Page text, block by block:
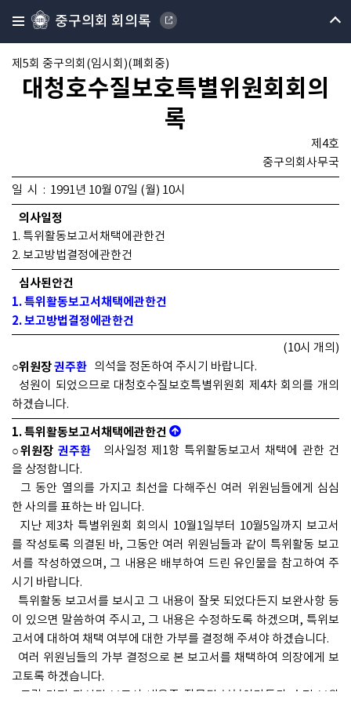
중구의회 회의록
제5회 중구의회(임시회)(폐회중)
대청호수질보호특별위원회회의
록
제4호
중구의회사무국
일 시 : 1991년 10월 07일 (월) 10시
의사일정
1. 특위활동보고서채택에관한건
2. 보고방법결정에관한건
심사된안건
1. 특위활동보고서채택에관한건
2. 보고방법결정에관한건
(10시 개의)
○위원장권주환 의석을 정돈하여 주시기 바랍니다.
성원이 되었으므로 대청호수질보호특별위원회 제4차 회의를 개의
하겠습니다.
1. 특위활동보고서채택에관한건
○위원장 권주환의사일정 제1항 특위활동보고서 채택에 관한 건
을 상정합니다.
그 동안 열의를 가지고 최선을 다해주신 여러 위원님들에게 심심
한 사의를 표하는 바 입니다.
지난 제3차 특별위원회 회의시 10월1일부터 10월5일까지 보고서
를 작성토록 의결된 바, 그동안 여러 위원님들과 같이 특위활동 보고
서를 작성하였으며, 그 내용은 배부하여 드린 유인물을 참고하여 주
시기 바랍니다.
특위활동 보고서를 보시고 그 내용이 잘못 되었다든지 보완사항 등
이 있으면 말씀하여 주시고, 그 내용은 수정하도록 하겠으며, 특위보
고서에 대하여 채택 여부에 대한 가부를 결정해 주셔야 하겠습니다.
여러 위원님들의 가부 결정으로 본 보고서를 채택하여 의장에게 보
고토록 하겠습니다.
그럼 먼저 작성된 보고서 내용중 잘못된 부분이라든가 수정 보완